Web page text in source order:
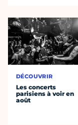
DÉCOUVRIR
Les concerts
parisiens à voir en
août